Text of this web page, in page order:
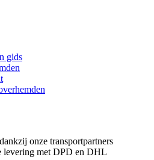
gids
onze transportpartners
levering met DPD en DHL